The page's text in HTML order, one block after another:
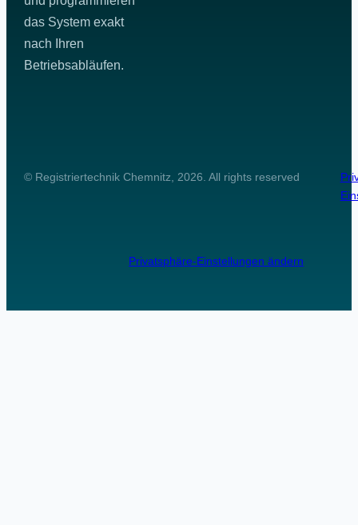
das System exakt
nach Ihren
Betriebsabläufen.
© Registriertechnik Chemnitz, 2026. All rights reserved
Privatsphäre-Einstellungen ändern